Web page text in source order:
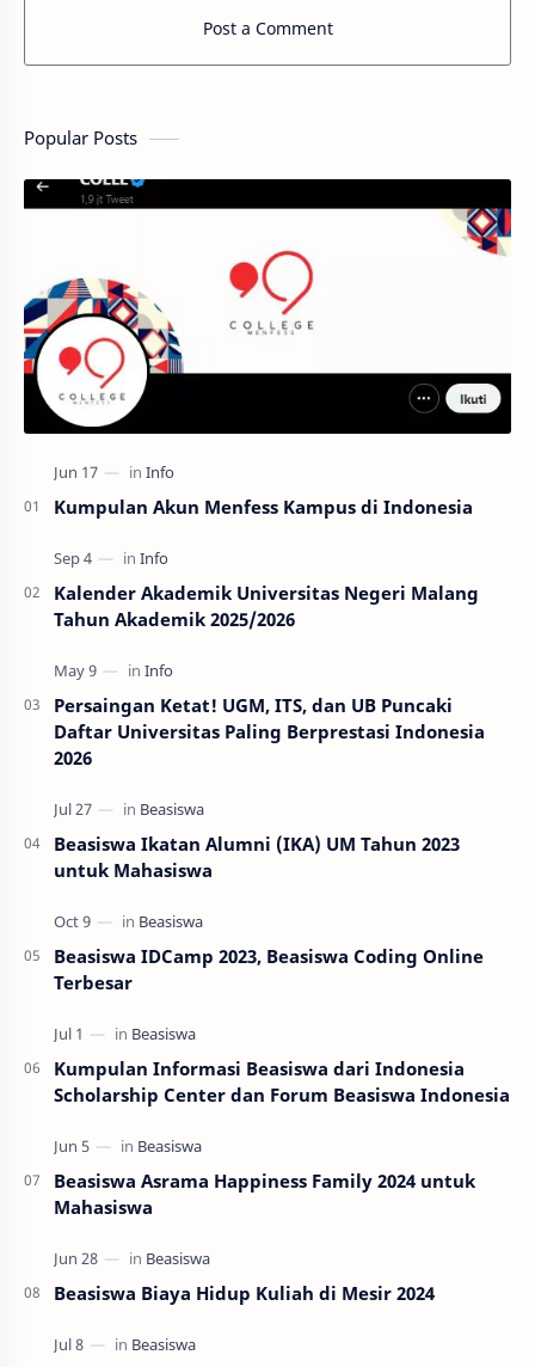
Post a Comment
Popular Posts
Kumpulan Akun Menfess Kampus di Indonesia
Kalender Akademik Universitas Negeri Malang
Tahun Akademik 2025/2026
Persaingan Ketat! UGM, ITS, dan UB Puncaki
Daftar Universitas Paling Berprestasi Indonesia
2026
Beasiswa Ikatan Alumni (IKA) UM Tahun 2023
untuk Mahasiswa
Beasiswa IDCamp 2023, Beasiswa Coding Online
Terbesar
Kumpulan Informasi Beasiswa dari Indonesia
Scholarship Center dan Forum Beasiswa Indonesia
Beasiswa Asrama Happiness Family 2024 untuk
Mahasiswa
Beasiswa Biaya Hidup Kuliah di Mesir 2024